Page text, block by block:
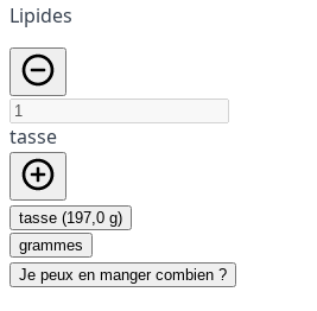
Lipides
tasse
tasse (197,0 g)
grammes
Je peux en manger combien ?